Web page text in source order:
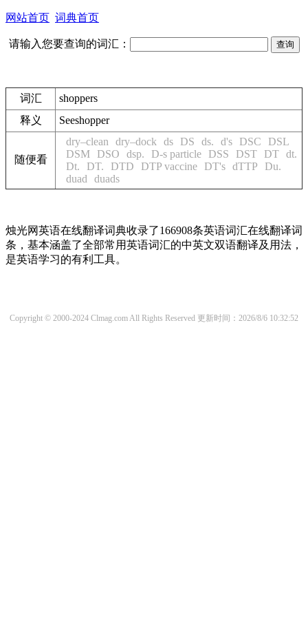
网站首页 词典首页
请输入您要查询的词汇：
词汇
shoppers
释义
Seeshopper
随便看
dry–clean dry–dock ds DS ds. d's DSC
DSL
DSM
DSO dsp. D-s particle DSS DST DT dt.
Dt.
DT. DTD DTP vaccine DT's dTTP
Du.
duad
duads
烛光网英语在线翻译词典收录了166908条英语词汇在线翻译词
条，基本涵盖了全部常用英语词汇的中英文双语翻译及用法，
是英语学习的有利工具。
Copyright © 2000-2024 Clmag.com All Rights Reserved 更新时间：2026/8/6 10:32:52